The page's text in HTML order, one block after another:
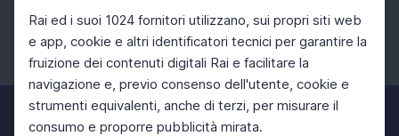
Rai ed i suoi 1024 fornitori utilizzano, sui propri siti web
e app, cookie e altri identificatori tecnici per garantire la
fruizione dei contenuti digitali Rai e facilitare la
navigazione e, previo consenso dell'utente, cookie e
strumenti equivalenti, anche di terzi, per misurare il
consumo e proporre pubblicità mirata.
Facebook Instagram Twitter